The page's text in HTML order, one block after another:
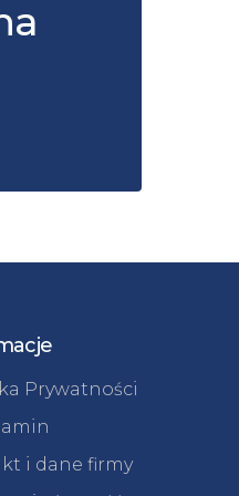
Prywatności
i dane firmy